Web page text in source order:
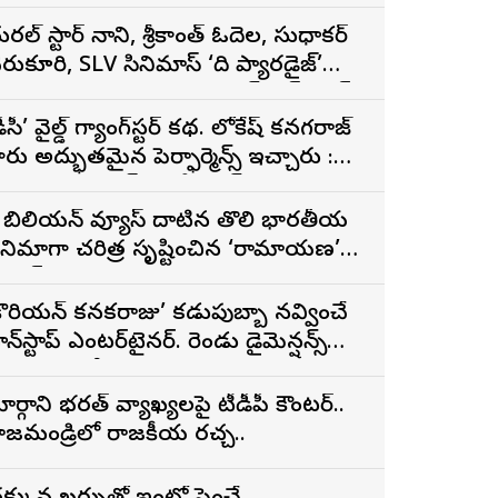
స్టార్ నాని, శ్రీకాంత్ ఓదెల, సుధాకర్
SLV సినిమాస్ ‘ది ప్యారడైజ్’
రిలీజ్
వైల్డ్ గ్యాంగ్‌స్టర్ కథ. లోకేష్ కనగరాజ్
అద్భుతమైన పెర్ఫార్మెన్స్ ఇచ్చారు :
బిలియన్ వ్యూస్ దాటిన తొలి భారతీయ
చరిత్ర సృష్టించిన ‘రామాయణ’
కనకరాజు’ కడుపుబ్బా నవ్వించే
ఎంటర్‌టైనర్. రెండు డైమెన్షన్స్
: వరుణ్ తేజ్
భరత్ వ్యాఖ్యలపై టీడీపీ కౌంటర్..
రాజకీయ రచ్చ..